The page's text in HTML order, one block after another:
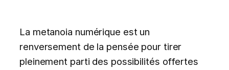
La metanoia numérique est un
renversement de la pensée pour tirer
pleinement parti des possibilités offertes